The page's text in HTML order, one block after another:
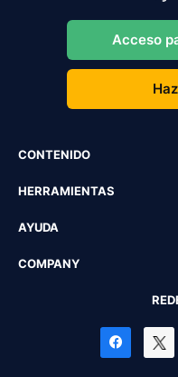
Acceso
CONTENIDO
HERRAMIENTAS
AYUDA
COMPANY